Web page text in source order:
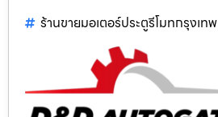
ร้านขายมอเตอร์ประตูรีโมทกรุงเทพ